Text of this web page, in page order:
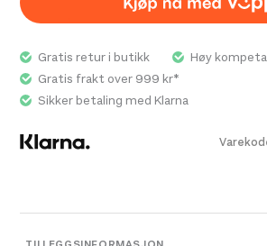
Gratis retur i butikk
Høy
Gratis frakt over 999 kr*
Sikker betaling med Klarna